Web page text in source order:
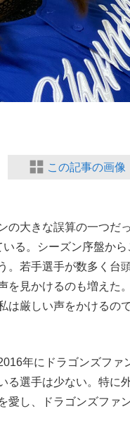
この記事の画像
大きな誤算の一つだ
る。シーズン序盤か
。若手選手が数多く台
を見かけるのも増えた
は厳しい声をかけるの
年にドラゴンズファ
る選手は少ない。特に
愛し、ドラゴンズファ